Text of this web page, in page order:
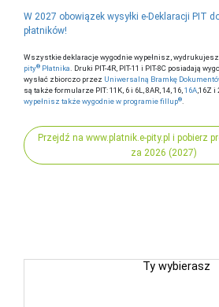
W 2027 obowiązek wysyłki e-Deklaracji PIT
płatników!
Wszystkie deklaracje wygodnie wypełnisz,
pity® Płatnika. Druki PIT-4R, PIT-11 i PIT-8C posiadają
wysłać zbiorczo przez Uniwersalną Bramkę
są także formularze PIT: 11K, 6 i 6L, 8AR, 14, 16,16A,16Z i
wypełnisz także wygodnie w programie fillup®.
Przejdź na www.platnik.e-pity.pl i pobierz
za 2026 (2027)
Ty wybierasz